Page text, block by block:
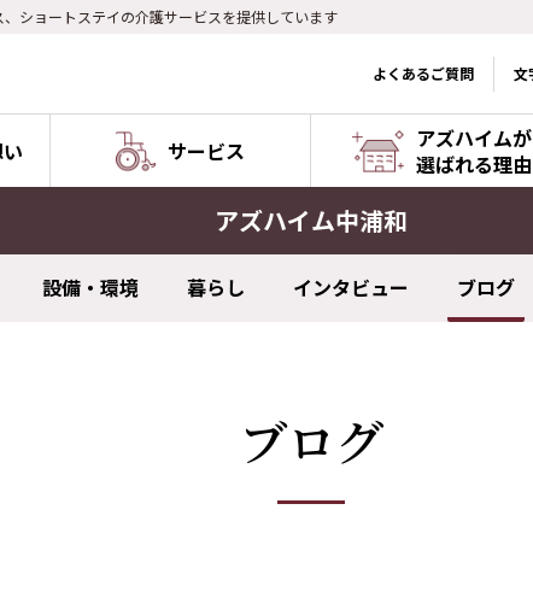
ショートステイの介護サービスを提供しています
よくあるご質問 文
サービス
アズハイムが
選ばれる理由
アズハイム中浦和
設備・環境 暮らし インタビュー ブログ
ブログ